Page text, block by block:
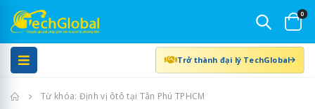
0
Trở thành đại lý TechGlobal
Trang chủTừ khóa: Định vị ôtô tại Tân Phú TPHCM